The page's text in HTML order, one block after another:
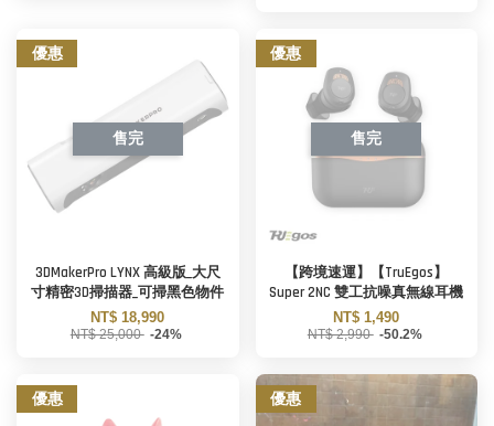
優惠
售完
3DMakerPro LYNX 高級版_大尺
寸精密3D掃描器_可掃黑色物件
NT$ 18,990
NT$ 25,000 -24%
優惠
售完
【跨境速運】【TruEgos】
Super 2NC 雙工抗噪真無線耳機
NT$ 1,490
NT$ 2,990 -50.2%
優惠 優惠